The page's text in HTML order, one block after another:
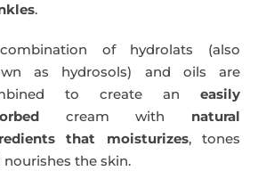
.
of hydrolats (also
as hydrosols) and oils are
to create an easily
cream with natural
that moisturizes, tones
nourishes the skin.